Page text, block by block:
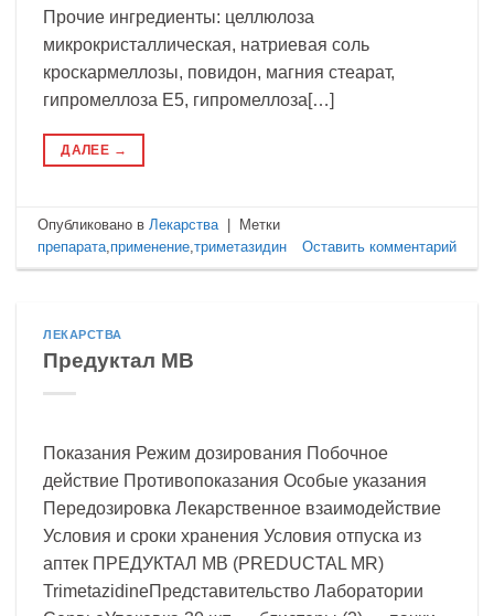
Прочие ингредиенты: целлюлоза
микрокристаллическая, натриевая соль
кроскармеллозы, повидон, магния стеарат,
гипромеллоза Е5, гипромеллоза[…]
ДАЛЕЕ →
Опубликовано вЛекарства
Метки
препарата,применение,триметазидин Оставить комментарий
ЛЕКАРСТВА
Предуктал МВ
Показания Режим дозирования Побочное
действие Противопоказания Особые указания
Передозировка Лекарственное взаимодействие
Условия и сроки хранения Условия отпуска из
аптек ПРЕДУКТАЛ МВ (PREDUCTAL MR)
TrimetazidineПредставительство Лаборатории